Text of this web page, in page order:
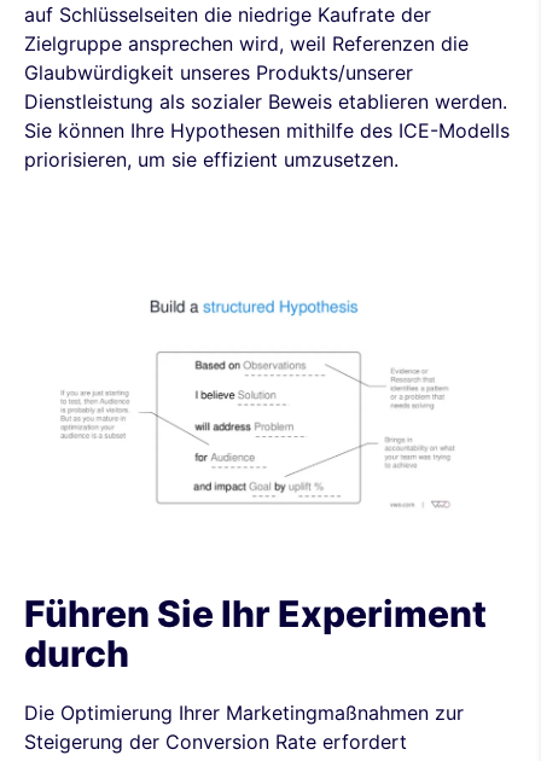
auf Schlüsselseiten die niedrige Kaufrate der
Zielgruppe ansprechen wird, weil Referenzen die
Glaubwürdigkeit unseres Produkts/unserer
Dienstleistung als sozialer Beweis etablieren werden.
Sie können Ihre Hypothesen mithilfe des ICE-Modells
priorisieren, um sie effizient umzusetzen.
Führen Sie Ihr Experiment
durch
Die Optimierung Ihrer Marketingmaßnahmen zur
Steigerung der Conversion Rate erfordert